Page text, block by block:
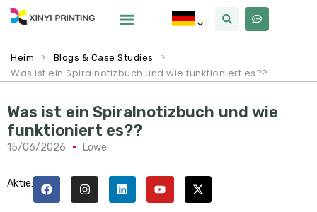
Heim > Blogs & Case Studies
>
Was ist ein Spiralnotizbuch und wie funktioniert es??
Was ist ein Spiralnotizbuch und wie
funktioniert es??
15/06/2026 Löwe
Aktie: